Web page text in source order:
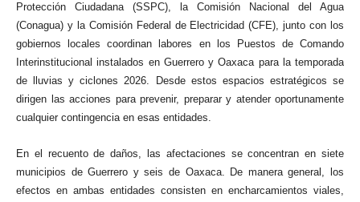
Protección Ciudadana (SSPC), la Comisión Nacional del Agua
(Conagua) y la Comisión Federal de Electricidad (CFE), junto con los
gobiernos locales coordinan labores en los Puestos de Comando
Interinstitucional instalados en Guerrero y Oaxaca para la temporada
de lluvias y ciclones 2026. Desde estos espacios estratégicos se
dirigen las acciones para prevenir, preparar y atender oportunamente
cualquier contingencia en esas entidades.
En el recuento de daños, las afectaciones se concentran en siete
municipios de Guerrero y seis de Oaxaca. De manera general, los
efectos en ambas entidades consisten en encharcamientos viales,